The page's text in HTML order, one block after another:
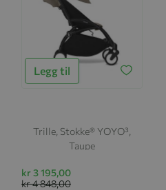
Legg til
Trille, Stokke® YOYO³,
Taupe
kr 3 195,00
kr 4 848,00